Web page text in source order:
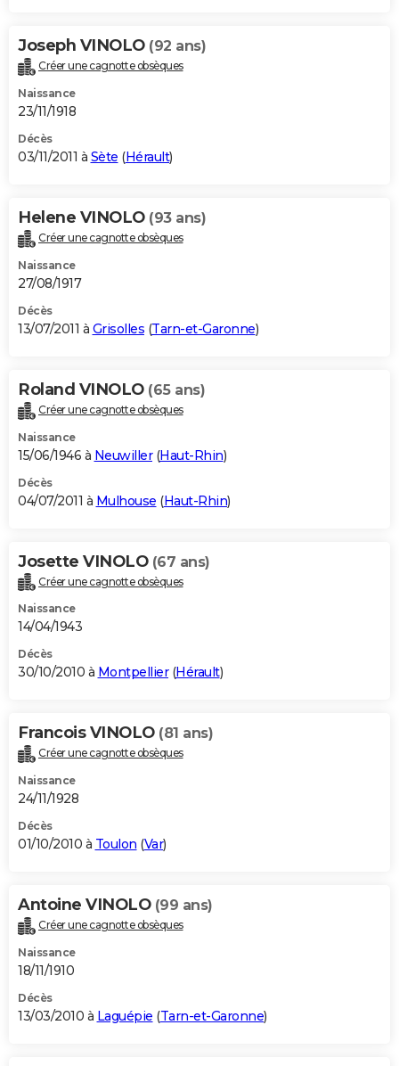
Joseph VINOLO (92 ans)
Créer une cagnotte obsèques
Naissance
23/11/1918
Décès
03/11/2011 à Sète (Hérault)
Helene VINOLO (93 ans)
Créer une cagnotte obsèques
Naissance
27/08/1917
Décès
13/07/2011 à Grisolles (Tarn-et-Garonne)
Roland VINOLO (65 ans)
Créer une cagnotte obsèques
Naissance
15/06/1946 à Neuwiller(Haut-Rhin)
Décès
04/07/2011 à Mulhouse (Haut-Rhin)
Josette VINOLO (67 ans)
Créer une cagnotte obsèques
Naissance
14/04/1943
Décès
30/10/2010 à Montpellier(Hérault)
Francois VINOLO (81 ans)
Créer une cagnotte obsèques
Naissance
24/11/1928
Décès
01/10/2010 à Toulon (Var)
Antoine VINOLO (99 ans)
Créer une cagnotte obsèques
Naissance
18/11/1910
Décès
13/03/2010 à Laguépie (Tarn-et-Garonne)